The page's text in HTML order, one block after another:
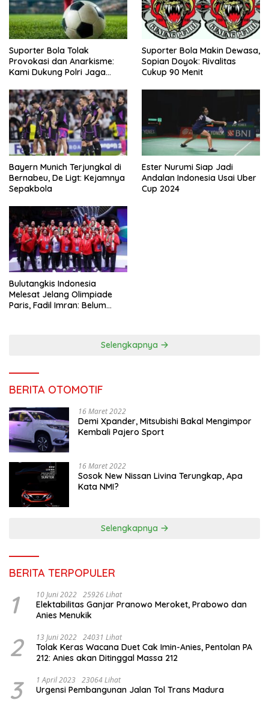
Suporter Bola Tolak
Provokasi dan Anarkisme:
Kami Dukung Polri Jaga
Suporter Bola Makin Dewasa,
Sopian Doyok: Rivalitas
Cukup 90 Menit
Bayern Munich Terjungkal di
Bernabeu, De Ligt: Kejamnya
Sepakbola
Ester Nurumi Siap Jadi
Andalan Indonesia Usai Uber
Cup 2024
Bulutangkis Indonesia
Melesat Jelang Olimpiade
Paris, Fadil Imran: Belum
Selengkapnya
BERITA OTOMOTIF
16 Maret 2022
Demi Xpander, Mitsubishi Bakal Mengimpor
Kembali Pajero Sport
16 Maret 2022
Sosok New Nissan Livina Terungkap, Apa
Kata NMI?
Selengkapnya
BERITA TERPOPULER
1 10 Juni 2022 25926 Lihat
Elektabilitas Ganjar Pranowo Meroket, Prabowo dan
Anies Menukik
2 13 Juni 2022 24031 Lihat
Tolak Keras Wacana Duet Cak Imin-Anies, Pentolan PA
212: Anies akan Ditinggal Massa 212
3 1 April 2023 23064 Lihat
Urgensi Pembangunan Jalan Tol Trans Madura